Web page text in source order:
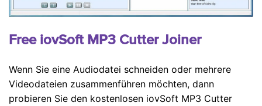
Free iovSoft MP3 Cutter Joiner
Wenn Sie eine Audiodatei schneiden oder mehrere
Videodateien zusammenführen möchten, dann
probieren Sie den kostenlosen iovSoft MP3 Cutter